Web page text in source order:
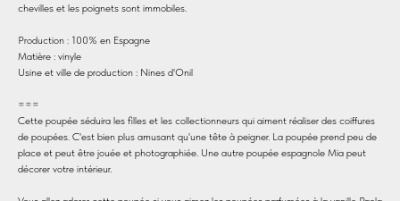
chevilles et les poignets sont immobiles.
Production : 100% en Espagne
Matière : vinyle
Usine et ville de production : Nines d'Onil
===
Cette poupée séduira les filles et les collectionneurs qui aiment réaliser des coiffures
de poupées. C'est bien plus amusant qu'une tête à peigner. La poupée prend peu de
place et peut être jouée et photographiée. Une autre poupée espagnole Mia peut
décorer votre intérieur.